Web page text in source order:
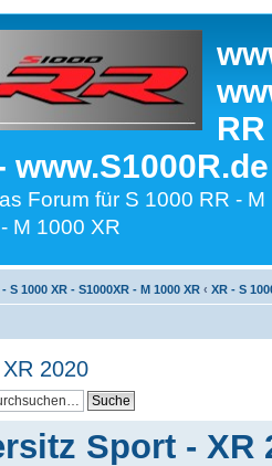
Forum für S 1000 RR -
M 1000 XR
- S 1000 XR - S1000XR - M 1000 XR ‹ XR - S
2020
Sport - XR